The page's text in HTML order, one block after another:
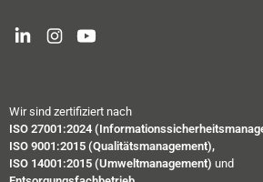
Wir sind zertifiziert nach
ISO 27001:2024
ISO 9001:2015 (Qualitätsmanagement),
ISO 14001:2015 (Umweltmanagement) und